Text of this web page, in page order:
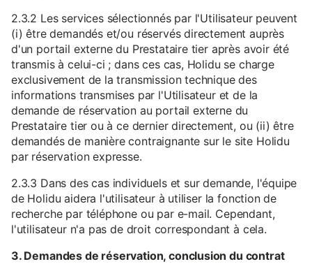
2.3.2 Les services sélectionnés par l'Utilisateur peuvent
(i) être demandés et/ou réservés directement auprès
d'un portail externe du Prestataire tier après avoir été
transmis à celui-ci ; dans ces cas, Holidu se charge
exclusivement de la transmission technique des
informations transmises par l'Utilisateur et de la
demande de réservation au portail externe du
Prestataire tier ou à ce dernier directement, ou (ii) être
demandés de manière contraignante sur le site Holidu
par réservation expresse.
2.3.3 Dans des cas individuels et sur demande, l'équipe
de Holidu aidera l'utilisateur à utiliser la fonction de
recherche par téléphone ou par e-mail. Cependant,
l'utilisateur n'a pas de droit correspondant à cela.
3. Demandes de réservation, conclusion du contrat